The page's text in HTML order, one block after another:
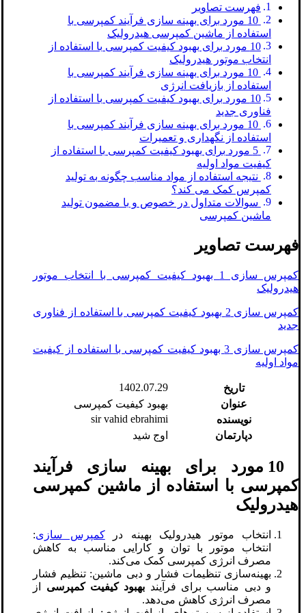
فهرست تصاویر
10 مورد برای بهینه‌ سازی فرآیند کمپرسی با
استفاده از ماشین کمپرسی هیدرولیک
10 مورد برای بهبود کیفیت کمپرسی با استفاده از
انتخاب موتور هیدرولیک
10 مورد برای بهینه‌ سازی فرآیند کمپرسی با
استفاده از بازیافت انرژی
10 مورد برای بهبود کیفیت کمپرسی با استفاده از
فناوری جدید
10 مورد برای بهینه‌ سازی فرآیند کمپرسی با
استفاده از نگهداری و تعمیرات
5 مورد برای بهبود کیفیت کمپرسی با استفاده از
کیفیت مواد اولیه
نتیجه استفاده از مواد مناسب چگونه به تولید
کمپرس کمک می کند؟
سوالات متداول در خصوص و با مضمون تولید
ماشین کمپرسی
فهرست تصاویر
کمپرس سازی 1 بهبود کیفیت کمپرسی با انتخاب موتور
هیدرولیک
کمپرس سازی 2 بهبود کیفیت کمپرسی با استفاده از فناوری
جدید
کمپرس سازی 3 بهبود کیفیت کمپرسی با استفاده از کیفیت
مواد اولیه
تاریخ
1402.07.29
عنوان
بهبود کیفیت کمپرسی
نویسنده
sir vahid ebrahimi
دپارتمان
اوج شید
10 مورد برای بهینه‌ سازی فرآیند
کمپرسی با استفاده از ماشین کمپرسی
هیدرولیک
انتخاب موتور هیدرولیک بهینه درکمپرس سازی:
انتخاب موتور با توان و کارایی مناسب به کاهش
مصرف انرژی کمپرسی کمک می‌کند.
بهینه‌سازی تنظیمات فشار و دبی ماشین: تنظیم فشار
و دبی مناسب برای فرآیند بهبود کیفیت کمپرسی از
مصرف انرژی کاهش می‌دهد.